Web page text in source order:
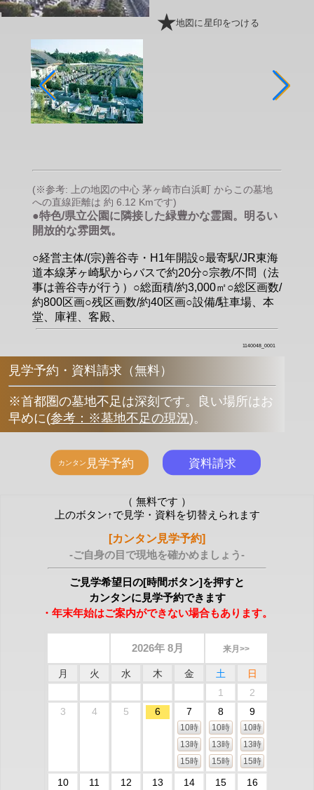
地図に星印をつける
(※参考: 上の地図の中心 茅ヶ崎市白浜町 からこの墓地
への直線距離は 約 6.12 Kmです)
●特色/県立公園に隣接した緑豊かな霊園。明るい
開放的な雰囲気。
○経営主体/(宗)善谷寺・H1年開設○最寄駅/JR東海
道本線茅ヶ崎駅からバスで約20分○宗教/不問（法
事は善谷寺が行う）○総面積/約3,000㎡○総区画数/
約800区画○残区画数/約40区画○設備/駐車場、本
堂、庫裡、客殿、
1140048_0001
見学予約・資料請求（無料）
※首都圏の墓地不足は深刻です。良い場所はお
早めに(参考：※墓地不足の現況)。
（ 無料です ）
上のボタン↑で見学・資料を切替えられます
[カンタン見学予約]
-ご自身の目で現地を確かめましょう-
ご見学希望日の[時間ボタン]を押すと
カンタンに見学予約できます
・年末年始はご案内ができない場合もあります。
2026年 8月 来月>>
月 火 水 木 金 土
日
1
2
3
4 5 6 7
10時
13時
15時
8
10時
13時
15時
9
10時
13時
15時
10 11 12 13 14 15 16